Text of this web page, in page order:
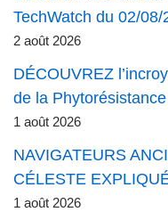
TechWatch du 02/08/
2 août 2026
DÉCOUVREZ
de la Phytorésistance
1 août 2026
NAVIGATEURS
CÉLESTE
1 août 2026